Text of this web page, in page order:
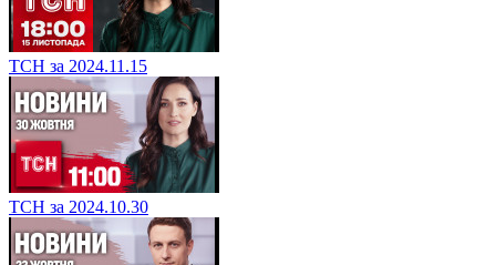
ТСН за 2024.11.15
ТСН за 2024.10.30